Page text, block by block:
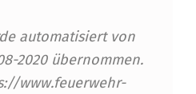
automatisiert von
2020 übernommen.
www.feuerwehr-